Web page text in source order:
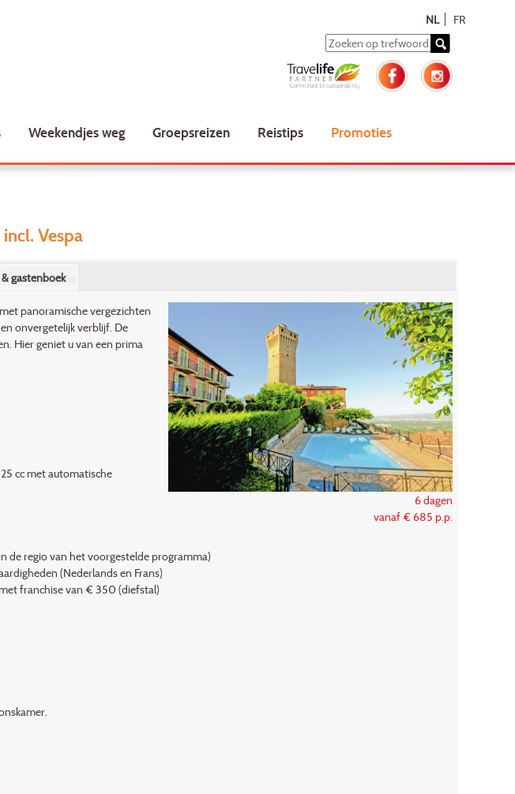
NL FR
Weekendjes weg Groepsreizen Reistips Promoties
Vespa
gastenboek
6 dagen
vanaf € 685 p.p.
panoramische ve­r­­­ge­zichten
on­ver­getelijk verblijf. De
Hier geniet u van een prima
cc met automatische
de regio van het voorgestelde programma)
(Nederlands en Frans)
franchise van € 350 (diefstal)